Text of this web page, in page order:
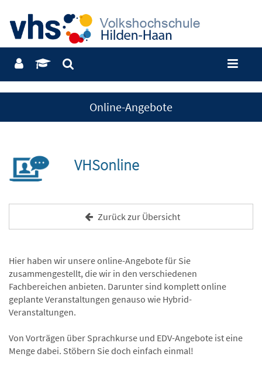
Online-Angebote
VHSonline
Zurück zur Übersicht
Hier haben wir unsere online-Angebote für Sie
zusammengestellt, die wir in den verschiedenen
Fachbereichen anbieten. Darunter sind komplett online
geplante Veranstaltungen genauso wie Hybrid-
Veranstaltungen.
Von Vorträgen über Sprachkurse und EDV-Angebote ist eine
Menge dabei. Stöbern Sie doch einfach einmal!